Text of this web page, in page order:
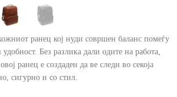
ранец кој нуди совршен баланс помеѓу
Без разлика дали одите на работа,
ранец е создаден да ве следи во секоја
сигурно и со стил.